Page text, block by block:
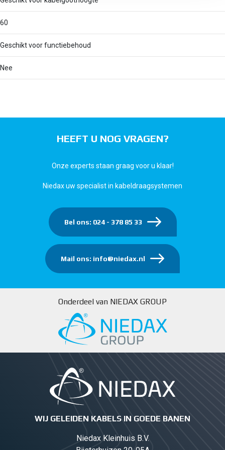
60
Geschikt voor functiebehoud
Nee
HEEFT U NOG VRAGEN?
Onze experts staan graag voor u klaar!
Niedax uw specialist in kabeldraagsystemen
Bel ons: 024 - 378 85 33
Mail ons: info@niedax.nl
Onderdeel van NIEDAX GROUP
WIJ GELEIDEN KABELS IN GOEDE BANEN
Niedax Kleinhuis B.V.